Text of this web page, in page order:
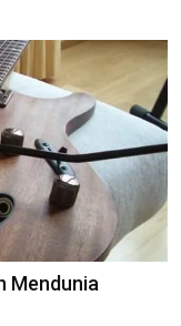
Mendunia